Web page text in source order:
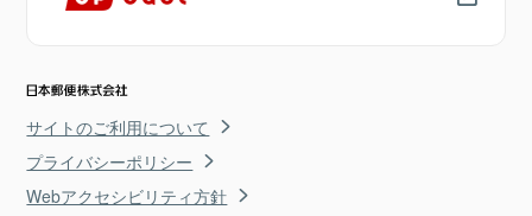
サイトのご利用について
プライバシーポリシー
Webアクセシビリティ方針